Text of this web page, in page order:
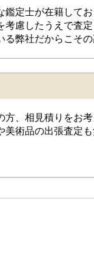
鑑定士が在籍して
考慮したうえで査
弊社だからこその
方、相見積りをお
美術品の出張査定